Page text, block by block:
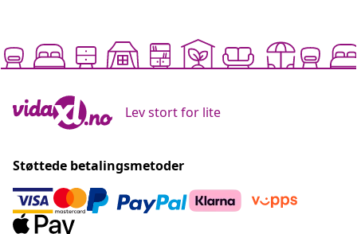
Lev stort for lite
Støttede betalingsmetoder